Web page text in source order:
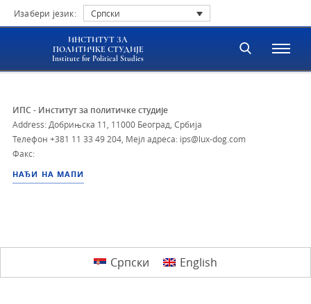
Изабери језик: Српски
ИНСТИТУТ ЗА
ПОЛИТИЧКЕ СТУДИЈЕ
Institute for Political Studies
ИПС - Институт за политичке студије
Address: Добрињска 11, 11000 Београд, Србија
Телефон +381 11 33 49 204 Мејл адреса: ips@lux-dog.com
Факс:
НАЂИ НА МАПИ
Српски English